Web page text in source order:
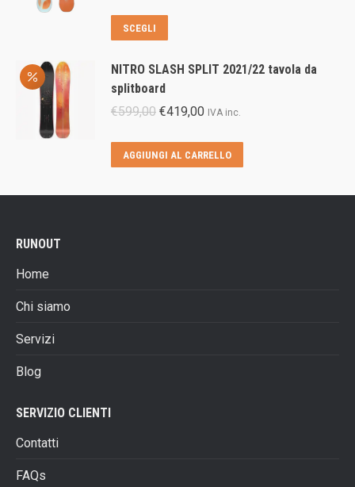
scelte
pagina
prodotto
era:
SCEGLI
prodotto
ha
Le
possono
scelte
NITRO SLASH SPLIT 2021/22 tavola da
splitboard
€599,00 Il
originale
era:
€419,00 Il
attuale
è:
IVA inc.
AGGIUNGI AL CARRELLO
RUNOUT
Home
Chi siamo
Servizi
Blog
SERVIZIO CLIENTI
Contatti
FAQs